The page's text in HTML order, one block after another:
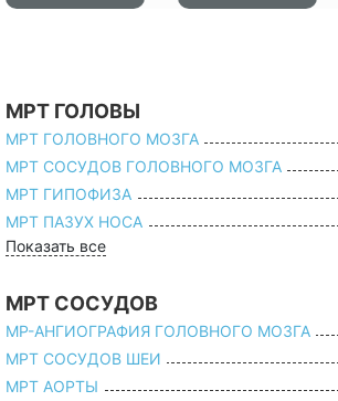
МРТ ГОЛОВЫ
МРТ ГОЛОВНОГО МОЗГА
МРТ СОСУДОВ ГОЛОВНОГО МОЗГА
МРТ ГИПОФИЗА
МРТ ПАЗУХ НОСА
Показать все
МРТ СОСУДОВ
МР-АНГИОГРАФИЯ ГОЛОВНОГО МОЗГА
МРТ СОСУДОВ ШЕИ
МРТ АОРТЫ